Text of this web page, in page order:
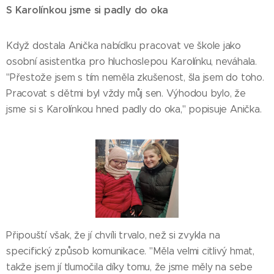
S Karolínkou jsme si padly do oka
Když dostala Anička nabídku pracovat ve škole jako
osobní asistentka pro hluchoslepou Karolínku, neváhala.
"Přestože jsem s tím neměla zkušenost, šla jsem do toho.
Pracovat s dětmi byl vždy můj sen. Výhodou bylo, že
jsme si s Karolínkou hned padly do oka," popisuje Anička.
Připouští však, že jí chvíli trvalo, než si zvykla na
specifický způsob komunikace. "Měla velmi citlivý hmat,
takže jsem jí tlumočila díky tomu, že jsme měly na sebe